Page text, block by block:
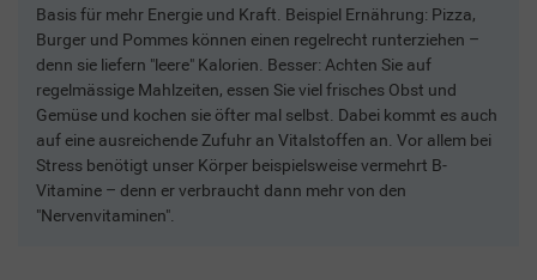
Basis für mehr Energie und Kraft. Beispiel Ernährung: Pizza,
Burger und Pommes können einen regelrecht runterziehen –
denn sie liefern "leere" Kalorien. Besser: Achten Sie auf
regelmässige Mahlzeiten, essen Sie viel frisches Obst und
Gemüse und kochen sie öfter mal selbst. Dabei kommt es auch
auf eine ausreichende Zufuhr an Vitalstoffen an. Vor allem bei
Stress benötigt unser Körper beispielsweise vermehrt B-
Vitamine – denn er verbraucht dann mehr von den
"Nervenvitaminen".